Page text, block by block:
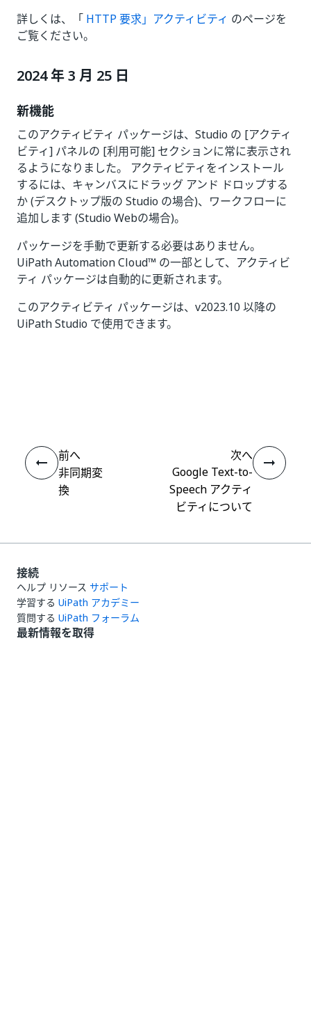
詳しくは、「 HTTP 要求」アクティビティ のページを
ご覧ください。
2024 年 3 月 25 日
新機能
このアクティビティ パッケージは、Studio の [アクティ
ビティ] パネルの [利用可能] セクションに常に表示され
るようになりました。 アクティビティをインストール
するには、キャンバスにドラッグ アンド ドロップする
か (デスクトップ版の Studio の場合)、ワークフローに
追加します (Studio Webの場合)。
パッケージを手動で更新する必要はありません。
UiPath Automation Cloud™ の一部として、アクティビ
ティ パッケージは自動的に更新されます。
このアクティビティ パッケージは、v2023.10 以降の
UiPath Studio で使用できます。
前へ
非同期変
換
次へ
Google Text-to-
Speech アクティ
ビティについて
接続
ヘルプ リソース サポート
学習する UiPath アカデミー
質問する UiPath フォーラム
最新情報を取得